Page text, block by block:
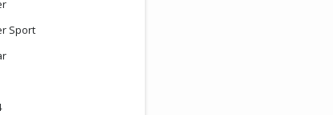
Sport